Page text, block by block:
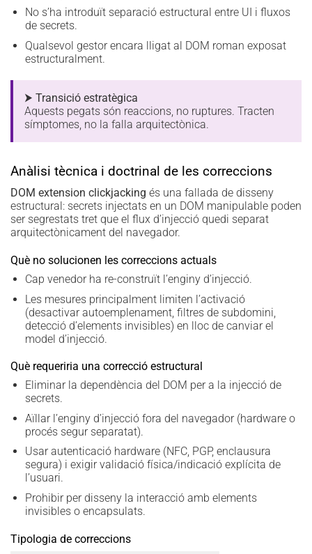
No s’ha introduït separació estructural entre UI i fluxos
de secrets.
Qualsevol gestor encara lligat al DOM roman exposat
estructuralment.
⮞ Transició estratègica
Aquests pegats són reaccions, no ruptures. Tracten
símptomes, no la falla arquitectònica.
Anàlisi tècnica i doctrinal de les correccions
DOM extension clickjacking és una fallada de disseny
estructural: secrets injectats en un DOM manipulable poden
ser segrestats tret que el flux d’injecció quedi separat
arquitectònicament del navegador.
Què no solucionen les correccions actuals
Cap venedor ha re-construït l’enginy d’injecció.
Les mesures principalment limiten l’activació
(desactivar autoemplenament, filtres de subdomini,
detecció d’elements invisibles) en lloc de canviar el
model d’injecció.
Què requeriria una correcció estructural
Eliminar la dependència del DOM per a la injecció de
secrets.
Aïllar l’enginy d’injecció fora del navegador (hardware o
procés segur separatat).
Usar autenticació hardware (NFC, PGP, enclausura
segura) i exigir validació física/indicació explícita de
l’usuari.
Prohibir per disseny la interacció amb elements
invisibles o encapsulats.
Tipologia de correccions